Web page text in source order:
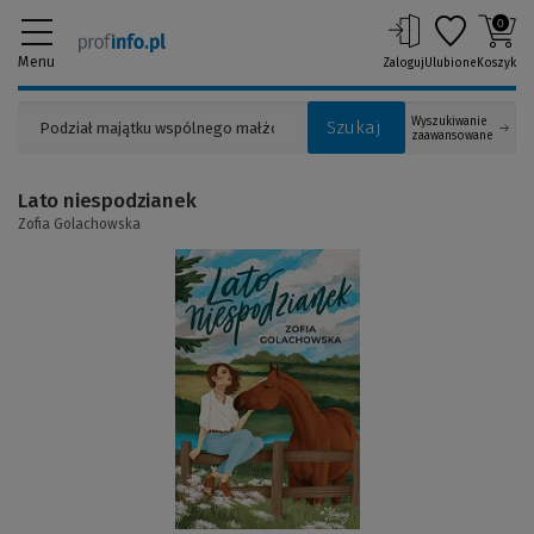
Menu
Szukaj
Wyszukiwanie
zaawansowane
ZalogujUlubione
0
Koszyk
innej
strony)
Lato niespodzianek
Zofia Golachowska